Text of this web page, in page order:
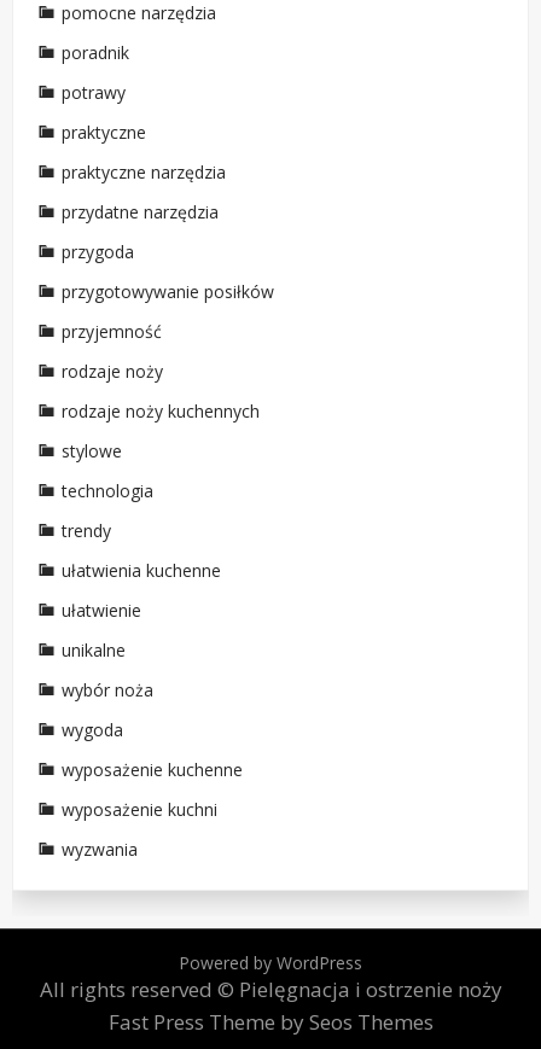
pomocne narzędzia
poradnik
potrawy
praktyczne
praktyczne narzędzia
przydatne narzędzia
przygoda
przygotowywanie posiłków
przyjemność
rodzaje noży
rodzaje noży kuchennych
stylowe
technologia
trendy
ułatwienia kuchenne
ułatwienie
unikalne
wybór noża
wygoda
wyposażenie kuchenne
wyposażenie kuchni
wyzwania
Powered by WordPress
All rights reserved © Pielęgnacja i ostrzenie noży
Fast Press Theme by Seos Themes